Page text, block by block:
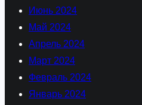
Июнь 2024
Май 2024
Апрель 2024
Март 2024
Февраль 2024
Январь 2024